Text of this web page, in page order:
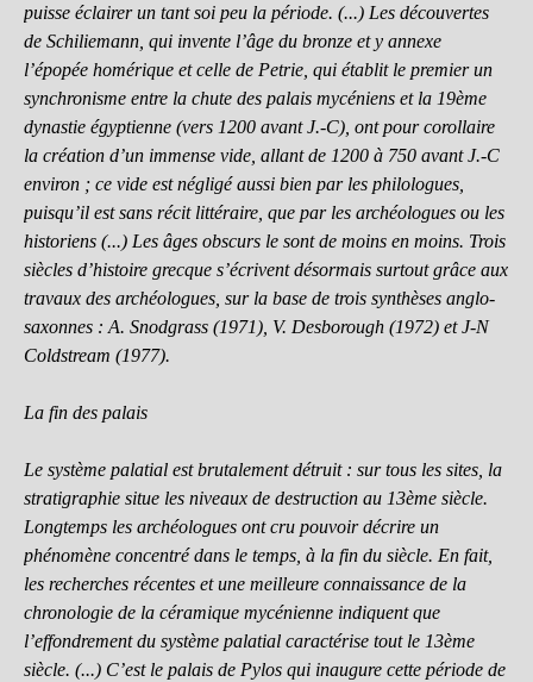
puisse éclairer un tant soi peu la période. (...) Les découvertes
de Schiliemann, qui invente l’âge du bronze et y annexe
l’épopée homérique et celle de Petrie, qui établit le premier un
synchronisme entre la chute des palais mycéniens et la 19ème
dynastie égyptienne (vers 1200 avant J.-C), ont pour corollaire
la création d’un immense vide, allant de 1200 à 750 avant J.-C
environ ; ce vide est négligé aussi bien par les philologues,
puisqu’il est sans récit littéraire, que par les archéologues ou les
historiens (...) Les âges obscurs le sont de moins en moins. Trois
siècles d’histoire grecque s’écrivent désormais surtout grâce aux
travaux des archéologues, sur la base de trois synthèses anglo-
saxonnes : A. Snodgrass (1971), V. Desborough (1972) et J-N
Coldstream (1977).
La fin des palais
Le système palatial est brutalement détruit : sur tous les sites, la
stratigraphie situe les niveaux de destruction au 13ème siècle.
Longtemps les archéologues ont cru pouvoir décrire un
phénomène concentré dans le temps, à la fin du siècle. En fait,
les recherches récentes et une meilleure connaissance de la
chronologie de la céramique mycénienne indiquent que
l’effondrement du système palatial caractérise tout le 13ème
siècle. (...) C’est le palais de Pylos qui inaugure cette période de